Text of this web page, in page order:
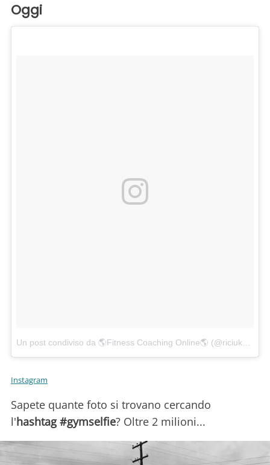
Oggi
Instagram
Sapete quante foto si trovano cercando
l'hashtag #gymselfie? Oltre 2 milioni...